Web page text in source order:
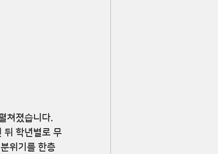
쳐졌습니다.
뒤 학년별로 무
위기를 한층